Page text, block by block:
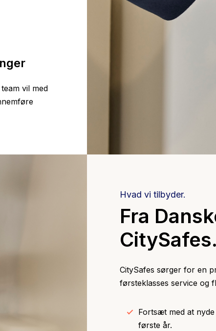
vil med
Hvad vi tilbyder.
Fra
CitySafes.
CitySafes sørger for en
førsteklasses service og
Fortsæt med at
første år.